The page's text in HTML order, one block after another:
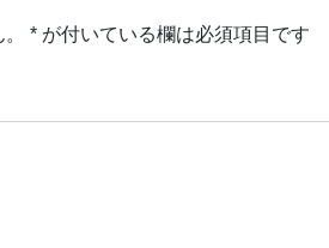
* が付いている欄は必須項目です